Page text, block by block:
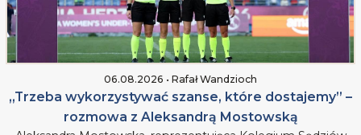
06.08.2026 • Rafał Wandzioch
„Trzeba wykorzystywać szanse, które dostajemy” –
rozmowa z Aleksandrą Mostowską